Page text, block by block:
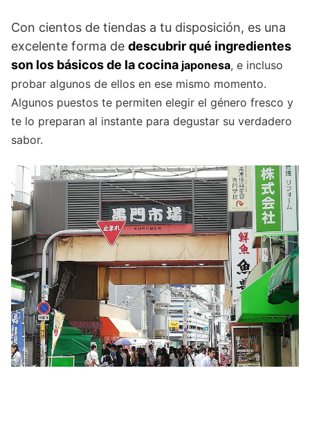
Con cientos de tiendas a tu disposición, es una
excelente forma de descubrir qué ingredientes
son los básicos de la cocina japonesa, e incluso
probar algunos de ellos en ese mismo momento.
Algunos puestos te permiten elegir el género fresco y
te lo preparan al instante para degustar su verdadero
sabor.